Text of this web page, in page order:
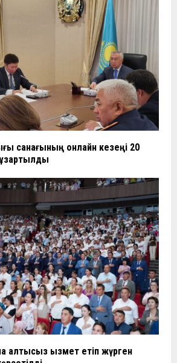
санағының онлайн кезеңі 20
ұзартылды
қалтқысыз қызмет етіп жүрген